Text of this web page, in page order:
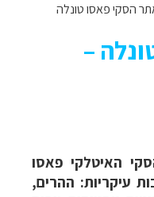
הסקי פאסו טונלה
–
האיטלקי פאסו
עיקריות: ההרים,